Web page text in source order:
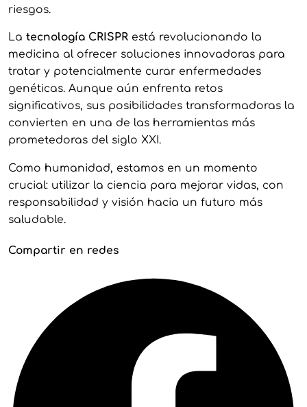
riesgos.
La tecnología CRISPRestá revolucionando la
medicina al ofrecer soluciones innovadoras para
tratar y potencialmente curar enfermedades
genéticas. Aunque aún enfrenta retos
significativos, sus posibilidades transformadoras la
convierten en una de las herramientas más
prometedoras del siglo XXI.
Como humanidad, estamos en un momento
crucial: utilizar la ciencia para mejorar vidas, con
responsabilidad y visión hacia un futuro más
saludable.
Compartir en redes